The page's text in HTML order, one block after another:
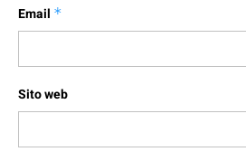
Email *
Sito web